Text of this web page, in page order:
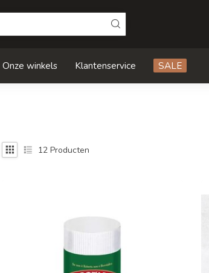
Onze winkels Klantenservice SALE
12 Producten